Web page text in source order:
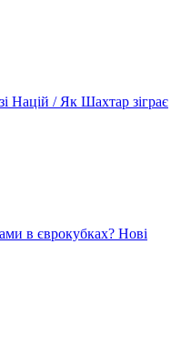
Націй / Як Шахтар зіграє
в єврокубках? Нові